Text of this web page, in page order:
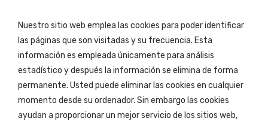
Nuestro sitio web emplea las cookies para poder identificar
las páginas que son visitadas y su frecuencia. Esta
información es empleada únicamente para análisis
estadístico y después la información se elimina de forma
permanente. Usted puede eliminar las cookies en cualquier
momento desde su ordenador. Sin embargo las cookies
ayudan a proporcionar un mejor servicio de los sitios web,